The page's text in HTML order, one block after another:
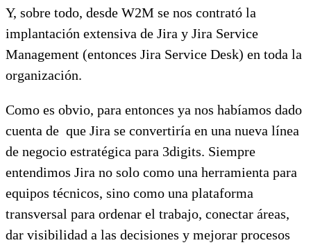
Y, sobre todo, desde W2M se nos contrató la
implantación extensiva de Jira y Jira Service
Management (entonces Jira Service Desk) en toda la
organización.
Como es obvio, para entonces ya nos habíamos dado
cuenta de que Jira se convertiría en una nueva línea
de negocio estratégica para 3digits. Siempre
entendimos Jira no solo como una herramienta para
equipos técnicos, sino como una plataforma
transversal para ordenar el trabajo, conectar áreas,
dar visibilidad a las decisiones y mejorar procesos